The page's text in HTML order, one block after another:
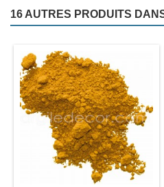
16 AUTRES PRODUITS